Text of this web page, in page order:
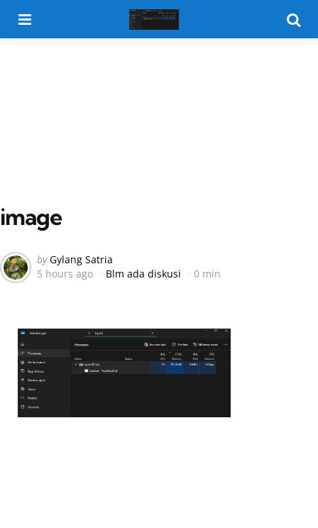
image
Posted
by
by Gylang Satria
5 hours ago
Blm ada diskusi 0 min